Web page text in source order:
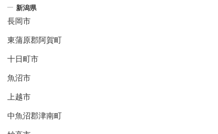
新潟県
長岡市
東蒲原郡阿賀町
十日町市
魚沼市
上越市
中魚沼郡津南町